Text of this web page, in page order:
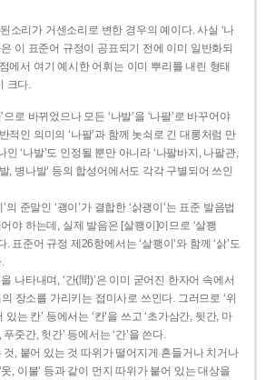
소리가 거센소리로 변한 경우의 예이다. 사실 ‘나
은 이 표준어 규정이 공표되기 전에 이미 일반화되
에서 여기 예시한 어휘는 이미 뿌리를 내린 형태
크다.
으로 바뀌었으나 모든 ‘나발’을 ‘나팔’로 바꾸어야
적인 의미의 ‘나팔’과 함께 놋쇠로 긴 대롱처럼 만
인 ‘나발’도 인정될 뿐만 아니라 ‘나팔바지, 나팔관,
, 병나발’ 등의 합성어에서도 각각 구별되어 쓰인
의 준말인 ‘괭이’가 결합한 ‘삵괭이’는 표준 발음법
야 하는데, 실제 발음은 [살쾡이]이므로 ‘살쾡
. 표준어 규정 제26항에서는 ‘살쾡이’와 함께 ‘삵’도
나타내며, ‘간(間)’은 이미 굳어진 한자어 속에서
장소를 가리키는 접미사로 쓰인다. 그러므로 ‘위
는 칸’ 등에서는 ‘칸’을 쓰고 ‘초가삼간, 뒷간, 마
줏간, 헛간’ 등에서는 ‘간’을 쓴다.
것, 붙어 있는 것 따위가 떨어지게 흔들거나 치거나
, 이불’ 등과 같이 먼지 따위가 붙어 있는 대상을